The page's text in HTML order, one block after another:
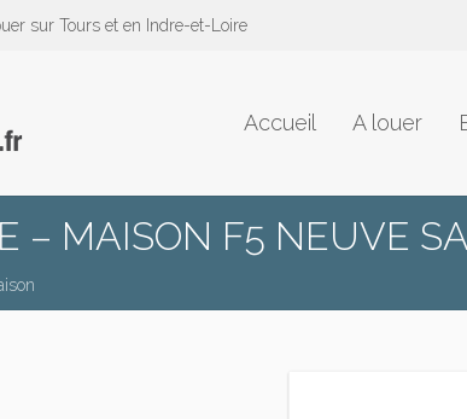
sur Tours et en Indre-et-Loire
Accueil A louer
– MAISON F5 NEUVE